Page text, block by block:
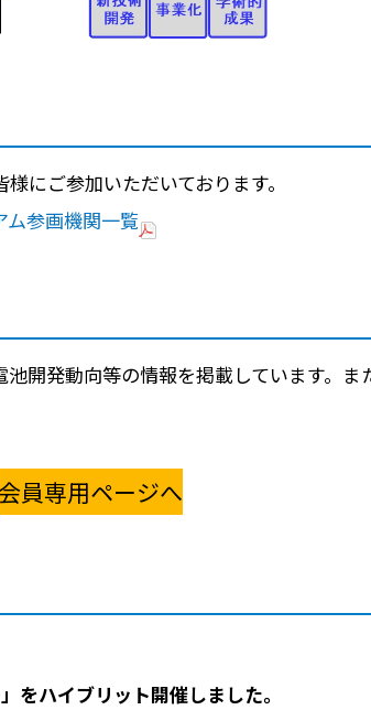
にご参加いただいております。
ム参画機関一覧
開発動向等の情報を掲載しています。ま
会員専用ページへ
をハイブリット開催しました。